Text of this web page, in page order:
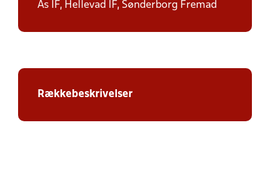
As IF, Hellevad IF, Sønderborg Fremad
Rækkebeskrivelser